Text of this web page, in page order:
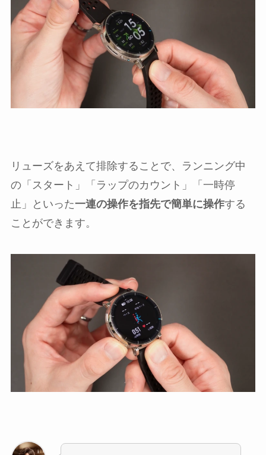
リューズをあえて排除することで、ランニング中
の「スタート」「ラップのカウント」「一時停
止」といった一連の操作を指先で簡単に操作する
ことができます。